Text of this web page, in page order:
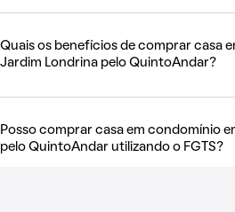
Quais os benefícios de comprar casa
Jardim Londrina pelo QuintoAndar?
Posso comprar casa em condomínio
pelo QuintoAndar utilizando o FGTS?